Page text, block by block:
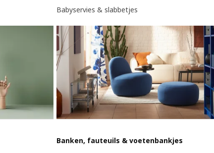
Babyservies & slabbetjes
Banken, fauteuils & voetenbankjes